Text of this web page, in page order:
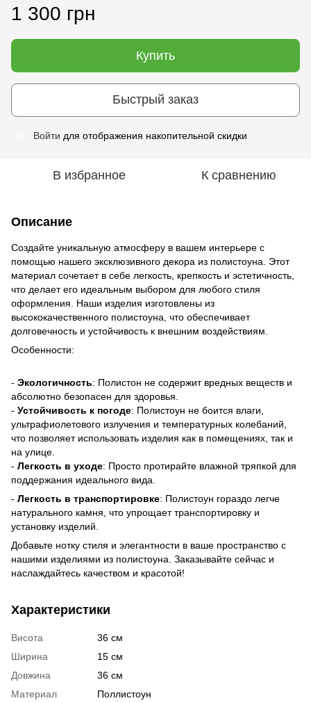
1 300 грн
Купить
Быстрый заказ
Войти для отображения накопительной скидки
В избранное К сравнению
Описание
Создайте уникальную атмосферу в вашем интерьере с
помощью нашего эксклюзивного декора из полистоуна. Этот
материал сочетает в себе легкость, крепкость и эстетичность,
что делает его идеальным выбором для любого стиля
оформления. Наши изделия изготовлены из
высококачественного полистоуна, что обеспечивает
долговечность и устойчивость к внешним воздействиям.
Особенности:
- Экологичность: Полистон не содержит вредных веществ и
абсолютно безопасен для здоровья.
- Устойчивость к погоде: Полистоун не боится влаги,
ультрафиолетового излучения и температурных колебаний,
что позволяет использовать изделия как в помещениях, так и
на улице.
- Легкость в уходе: Просто протирайте влажной тряпкой для
поддержания идеального вида.
- Легкость в транспортировке: Полистоун гораздо легче
натурального камня, что упрощает транспортировку и
установку изделий.
Добавьте нотку стиля и элегантности в ваше пространство с
нашими изделиями из полистоуна. Заказывайте сейчас и
наслаждайтесь качеством и красотой!
Характеристики
Висота
36 см
Ширина
15 см
Довжина
36 см
Материал
Поллистоун